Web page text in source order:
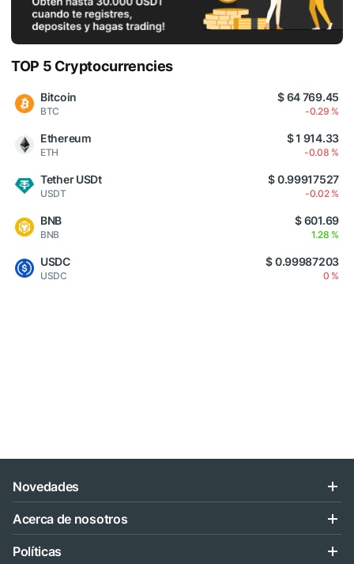
TOP 5 Cryptocurrencies
Bitcoin
BTC
$ 64 769.45
-0.29 %
Ethereum
ETH
$ 1 914.33
-0.08 %
Tether USDt
USDT
$ 0.99917527
-0.02 %
BNB
BNB
$ 601.69
1.28 %
USDC
USDC
$ 0.99987203
0 %
Novedades
Acerca de nosotros
Políticas